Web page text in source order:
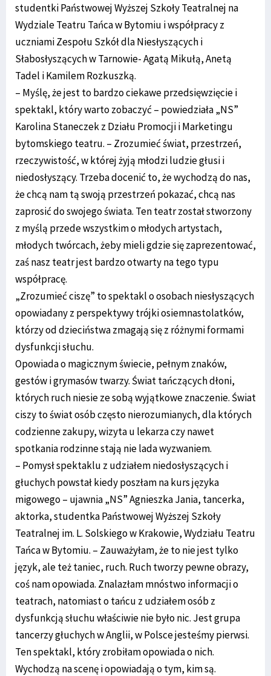
studentki Państwowej Wyższej Szkoły Teatralnej na
Wydziale Teatru Tańca w Bytomiu i współpracy z
uczniami Zespołu Szkół dla Niesłyszących i
Słabosłyszących w Tarnowie- Agatą Mikułą, Anetą
Tadel i Kamilem Rozkuszką.
– Myślę, że jest to bardzo ciekawe przedsięwzięcie i
spektakl, który warto zobaczyć – powiedziała „NS”
Karolina Staneczek z Działu Promocji i Marketingu
bytomskiego teatru. – Zrozumieć świat, przestrzeń,
rzeczywistość, w której żyją młodzi ludzie głusi i
niedosłyszący. Trzeba docenić to, że wychodzą do nas,
że chcą nam tą swoją przestrzeń pokazać, chcą nas
zaprosić do swojego świata. Ten teatr został stworzony
z myślą przede wszystkim o młodych artystach,
młodych twórcach, żeby mieli gdzie się zaprezentować,
zaś nasz teatr jest bardzo otwarty na tego typu
współpracę.
„Zrozumieć ciszę” to spektakl o osobach niesłyszących
opowiadany z perspektywy trójki osiemnastolatków,
którzy od dzieciństwa zmagają się z różnymi formami
dysfunkcji słuchu.
Opowiada o magicznym świecie, pełnym znaków,
gestów i grymasów twarzy. Świat tańczących dłoni,
których ruch niesie ze sobą wyjątkowe znaczenie. Świat
ciszy to świat osób często nierozumianych, dla których
codzienne zakupy, wizyta u lekarza czy nawet
spotkania rodzinne stają nie lada wyzwaniem.
– Pomysł spektaklu z udziałem niedosłyszących i
głuchych powstał kiedy poszłam na kurs języka
migowego – ujawnia „NS” Agnieszka Jania, tancerka,
aktorka, studentka Państwowej Wyższej Szkoły
Teatralnej im. L. Solskiego w Krakowie, Wydziału Teatru
Tańca w Bytomiu. – Zauważyłam, że to nie jest tylko
język, ale też taniec, ruch. Ruch tworzy pewne obrazy,
coś nam opowiada. Znalazłam mnóstwo informacji o
teatrach, natomiast o tańcu z udziałem osób z
dysfunkcją słuchu właściwie nie było nic. Jest grupa
tancerzy głuchych w Anglii, w Polsce jesteśmy pierwsi.
Ten spektakl, który zrobiłam opowiada o nich.
Wychodzą na scenę i opowiadają o tym, kim są.